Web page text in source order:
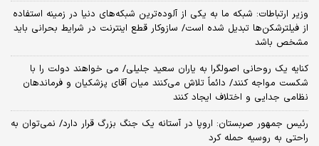
وزیر ارتباطات: شبکه ما به یکی از آلوده‌ترین شبکه‌های دنیا در زمینه استفاده
از فیلترشکن‌ها تبدیل شده است/ سازوکار قطع اینترنت در شرایط بحرانی باید
مشخص باشد
کنایه یک روحانی اصولگرا به یاران سعید جلیلی/ می خواهند دولت را با
شکست مواجه کنند/ دائماً تلاش می‌کنند میان آقای پزشکیان و فرماندهان
نظامی جدایی و اختلاف ایجاد کنند
رئیس جمهور صربستان: اروپا در آستانه یک جنگ بزرگ قرار دارد/ نمی‌توان به
راحتی به روسیه حمله کرد